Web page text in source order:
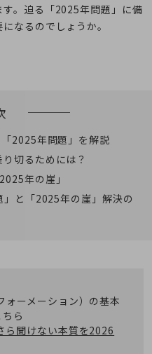
。迫る「2025年問題」に備
なるのでしょうか。
2025年問題」を解説
切るためには？
年の崖」
と「2025年の崖」解決の
ーメーション）の基本
ら
ら聞けない本質を2026